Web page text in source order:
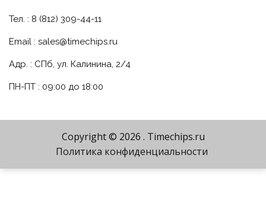
Тел. : 8 (812) 309-44-11
Email : sales@timechips.ru
Адр. : СПб, ул. Калинина, 2/4
ПН-ПТ : 09:00 до 18:00
Copyright © 2026 . Timechips.ru
Политика конфиденциальности